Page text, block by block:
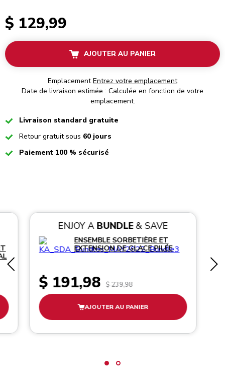
$ 129,99
AJOUTER AU PANIER
Emplacement Entrez votre emplacement
Date de livraison estimée : Calculée en fonction de votre
emplacement.
CheckedLivraison standard gratuite
CheckedRetour gratuit sous 60 jours
CheckedPaiement 100 % sécurisé
ENJOY A BUNDLE& SAVE
ENSEMBLE SORBETIÈRE ET
EXTENSION DE GLACE PILÉE
$ 191,98 $ 239,98
AJOUTER AU PANIER